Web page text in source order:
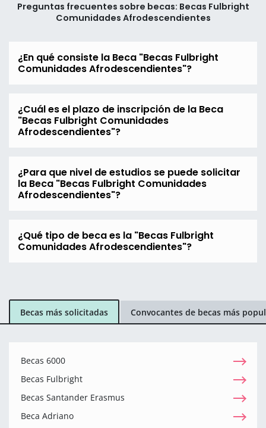
Preguntas frecuentes sobre becas: Becas Fulbright
Comunidades Afrodescendientes
¿En qué consiste la Beca "Becas Fulbright
Comunidades Afrodescendientes"?
¿Cuál es el plazo de inscripción de la Beca
"Becas Fulbright Comunidades
Afrodescendientes"?
¿Para que nivel de estudios se puede solicitar
la Beca "Becas Fulbright Comunidades
Afrodescendientes"?
¿Qué tipo de beca es la "Becas Fulbright
Comunidades Afrodescendientes"?
Becas más solicitadas Convocantes de becas más
Becas 6000
Becas Fulbright
Becas Santander Erasmus
Beca Adriano